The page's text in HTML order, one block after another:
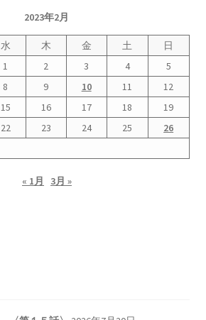
が６０万人 増えているのか！？
震でも原発は大丈夫と言う人々
ネルギーと地域主権
めた町
2023年2月
水 木 金 土
日
1
2 3 4
5
8 9 10 11
12
15 16 17 18
19
22 23 24 25
26
« 1月 3月 »